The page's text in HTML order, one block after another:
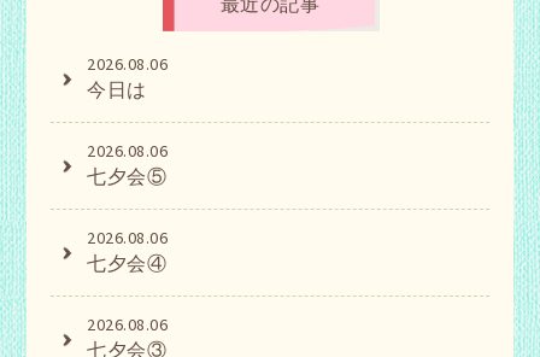
2026.08.06
今日は
2026.08.06
七夕会⑤
2026.08.06
七夕会④
2026.08.06
七夕会③